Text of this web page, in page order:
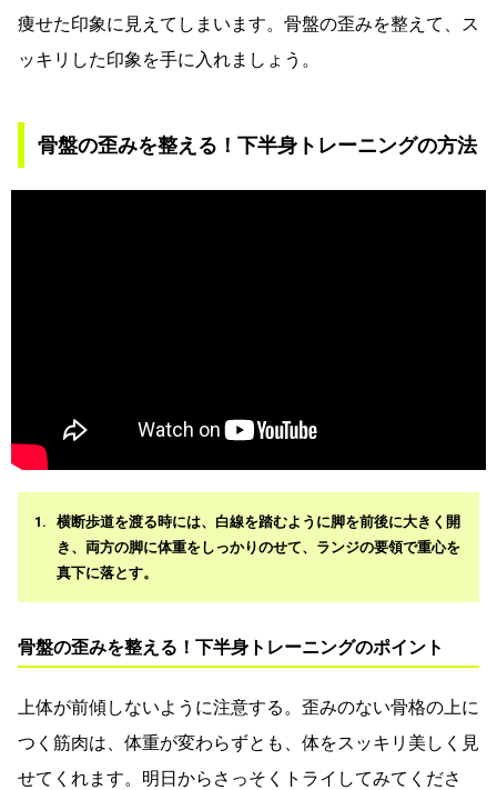
痩せた印象に見えてしまいます。骨盤の歪みを整えて、ス
ッキリした印象を手に入れましょう。
骨盤の歪みを整える！下半身トレーニングの方法
横断歩道を渡る時には、白線を踏むように脚を前後に大きく開
き、両方の脚に体重をしっかりのせて、ランジの要領で重心を
真下に落とす。
骨盤の歪みを整える！下半身トレーニングのポイント
上体が前傾しないように注意する。歪みのない骨格の上に
つく筋肉は、体重が変わらずとも、体をスッキリ美しく見
せてくれます。明日からさっそくトライしてみてくださ